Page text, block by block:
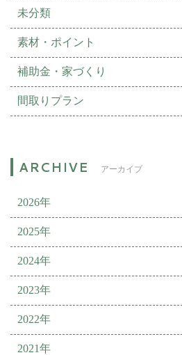
未分類
素材・ポイント
補助金・家づくり
間取りプラン
アーカイブ
2026年
2025年
2024年
2023年
2022年
2021年